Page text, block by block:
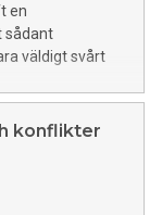
en
sådant
väldigt svårt
och
konflikter